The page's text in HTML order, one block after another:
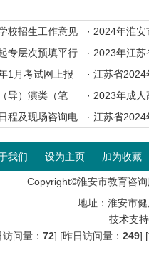
校招生工作意见 · 2024年淮
专层次预填平行
· 2023年江
档分数线
1月考试网上报
· 江苏省2024
考证自助打
导）演类（笔
· 2023年成
程及现场咨询电
· 江苏省2024
我们
设为主页 加为收藏
Copyright©淮安市教育咨
地址：淮安市
技术支
访问量：72] [昨日访问量：249]